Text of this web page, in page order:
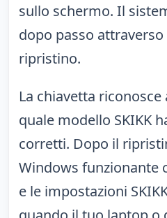
sullo schermo. Il
dopo passo
ripristino.
La chiavetta
quale modello SKIKK
corretti. Dopo il
Windows funzionante
e le impostazioni